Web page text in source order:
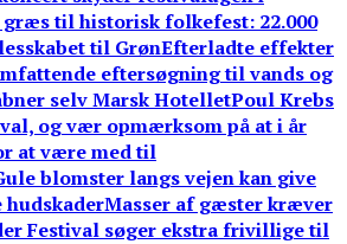
græs til historisk folkefest: 22.000
til GrønEfterladte effekter
eftersøgning til vands og
selv Marsk HotelletPoul Krebs
og vær opmærksom på at i år
at være med til
blomster langs vejen kan give
Masser af gæster kræver
Festival søger ekstra frivillige til